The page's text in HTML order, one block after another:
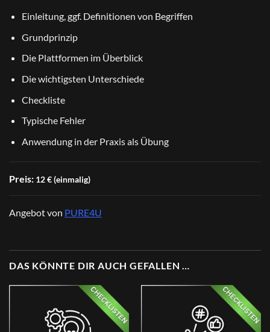
Einleitung, ggf. Definitionen von Begriffen
Grundprinzip
Die Plattformen im Überblick
Die wichtigsten Unterschiede
Checkliste
Typische Fehler
Anwendung in der Praxis als Übung
Preis: 12 € (einmalig)
Angebot von PURE4U
DAS KÖNNTE DIR AUCH GEFALLEN …